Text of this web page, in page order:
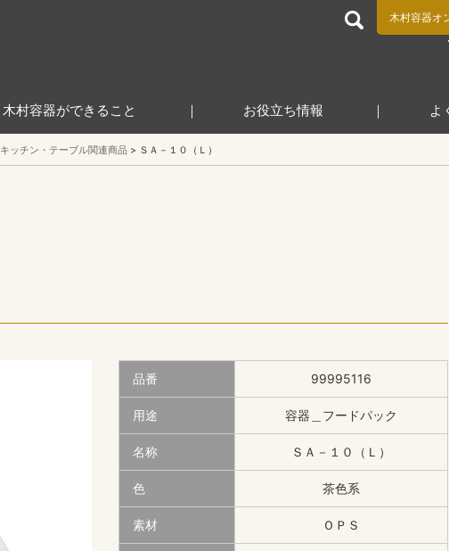
食品包装容器と業務用店舗用品の総合商社 木村容器株式会社
木村容器オ
木村容器ができること お役立ち情報 よ
キッチン・テーブル関連商品 ＳＡ－１０（Ｌ）
品番 99995116
用途 容器＿フードパック
名称 ＳＡ－１０（Ｌ）
色 茶色系
素材 ＯＰＳ